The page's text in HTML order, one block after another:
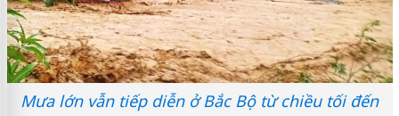
Mưa lớn vẫn tiếp diễn ở Bắc Bộ từ chiều tối đến